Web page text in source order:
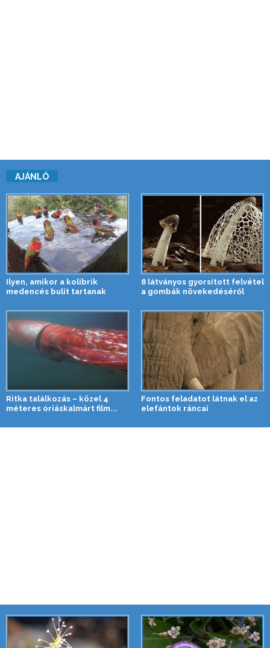
AJÁNLÓ
Ilyen, amikor a kolibrik
medencés bulit tartanak
8 látványos gyorsított felvétel
a gombák növekedéséről
Ritka találkozás – közel 4
méteres óriáskalmárt film...
Fontos feladatot látnak el az
elefántok ráncai